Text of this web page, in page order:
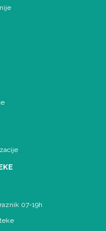
07-19h